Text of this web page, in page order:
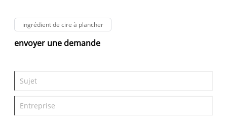
ingrédient de cire à plancher
envoyer une demande